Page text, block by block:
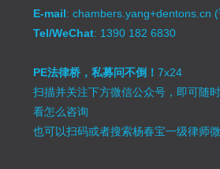
E-mail: chambers.yang+dentons.cn
Tel/WeChat: 1390 182 6830
PE法律桥，私募问不倒！7x24
扫描并关注下方微信公众号，即可随时
看怎么咨询
也可以扫码或者搜索杨春宝一级律师